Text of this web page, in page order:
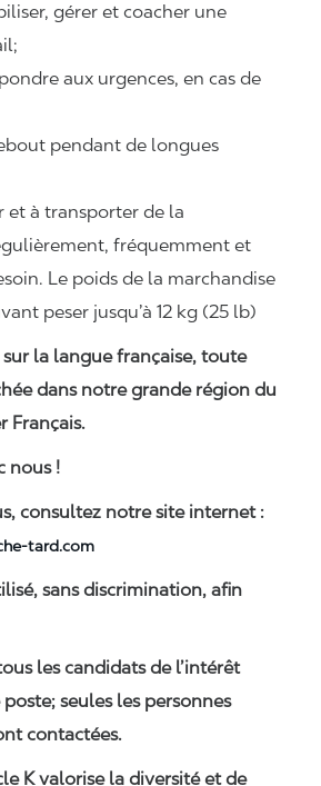
gérer et coacher une
aux urgences, en cas de
pendant de longues
et à transporter de la
fréquemment et
Le poids de la marchandise
peser jusqu’à 12 kg (25 lb)
la langue française, toute
dans notre grande région du
Français.
nous !
consultez notre site internet :
tard.com
sans discrimination, afin
les candidats de l’intérêt
seules les personnes
contactées.
K valorise la diversité et de